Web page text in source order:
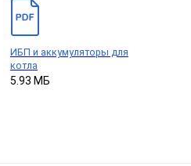
ИБП и аккумуляторы для
котла
5.93 МБ